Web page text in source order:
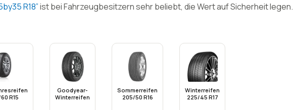
R18”ist bei Fahrzeugbesitzern sehr beliebt, die Wert auf Sicherheit legen.
R15
Goodyear-
Winterreifen
Sommerreifen
205/50 R16
Winterreifen
225/45 R17